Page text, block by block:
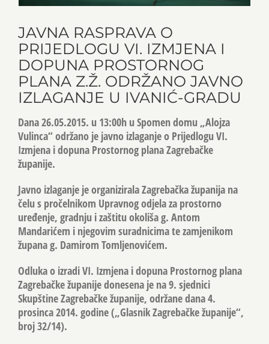
JAVNA RASPRAVA O
PRIJEDLOGU VI. IZMJENA I
DOPUNA PROSTORNOG
PLANA Z.Ž. ODRŽANO JAVNO
IZLAGANJE U IVANIĆ-GRADU
Dana 26.05.2015. u 13:00h u Spomen domu „Alojza
Vulinca“ održano je javno izlaganje o Prijedlogu VI.
Izmjena i dopuna Prostornog plana Zagrebačke
županije.
Javno izlaganje je organizirala Zagrebačka županija na
čelu s pročelnikom Upravnog odjela za prostorno
uređenje, gradnju i zaštitu okoliša g. Antom
Mandarićem i njegovim suradnicima te zamjenikom
župana g. Damirom Tomljenovićem.
Odluka o izradi VI. Izmjena i dopuna Prostornog plana
Zagrebačke županije donesena je na 9. sjednici
Skupštine Zagrebačke županije, održane dana 4.
prosinca 2014. godine („Glasnik Zagrebačke županije“,
broj 32/14).